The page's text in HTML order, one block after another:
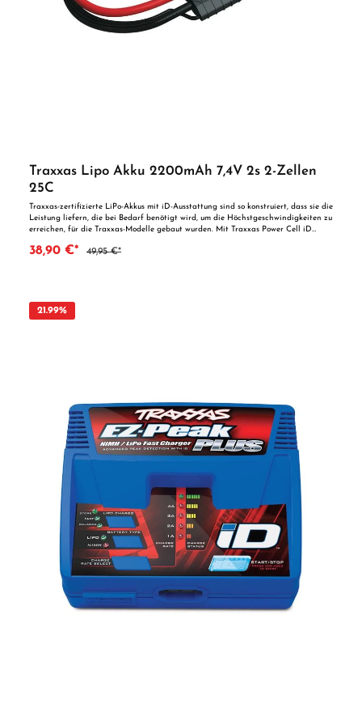
Traxxas Lipo Akku 2200mAh 7,4V 2s 2-Zellen
25C
Traxxas-zertifizierte LiPo-Akkus mit iD-Ausstattung sind so konstruiert, dass sie die
Leistung liefern, die bei Bedarf benötigt wird, um die Höchstgeschwindigkeiten zu
erreichen, für die Traxxas-Modelle gebaut wurden. Mit Traxxas Power Cell iD
maximieren ihr volles Leistungspotenzial. Nur Traxxas bietet Ihnen mehr von dem,
Sicherheitshinweise: Achtung! Erstickungsgefahr durch Verschluckbare Kleinteile!
Altersempfehlung ab 14 Jahre!
38,90 €* 49,95 €*
21.99%